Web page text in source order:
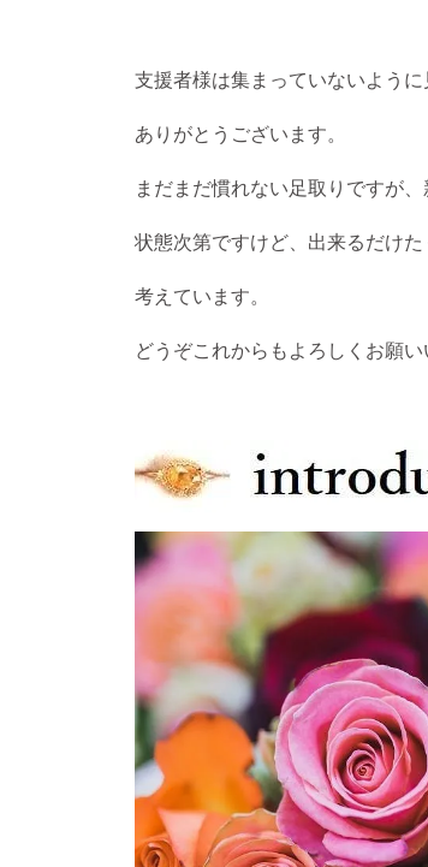
支援者様は集まっていないよう
ありがとうございます。
まだまだ慣れない足取りですが
状態次第ですけど、出来るだけ
考えています。
どうぞこれからもよろしくお願